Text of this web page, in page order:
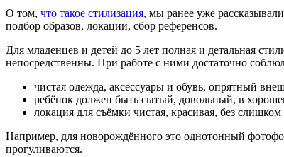
О том, что такое стилизация, мы ранее уже
подбор образов, локации, сбор референсов.
Для младенцев и детей до 5 лет полная и детальная
непосредственны. При работе с ними достаточно
чистая одежда, аксессуары и обувь, опрятный
ребёнок должен быть сытый, довольный, в
локация для съёмки чистая, красивая, без
Например, для новорождённого это однотонный
прогуливаются.